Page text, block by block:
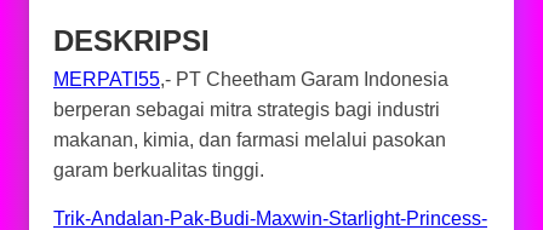
DESKRIPSI
MERPATI55,- PT Cheetham Garam Indonesia
berperan sebagai mitra strategis bagi industri
makanan, kimia, dan farmasi melalui pasokan
garam berkualitas tinggi.
Trik-Andalan-Pak-Budi-Maxwin-Starlight-Princess-